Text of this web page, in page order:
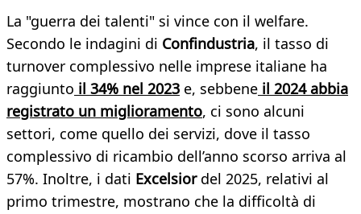
La "guerra dei talenti" si vince con il welfare.
Secondo le indagini di Confindustria, il tasso di
turnover complessivo nelle imprese italiane ha
raggiunto il 34% nel 2023 e, sebbene il 2024 abbia
registrato un miglioramento, ci sono alcuni
settori, come quello dei servizi, dove il tasso
complessivo di ricambio dell’anno scorso arriva al
57%. Inoltre, i dati Excelsior del 2025, relativi al
primo trimestre, mostrano che la difficoltà di